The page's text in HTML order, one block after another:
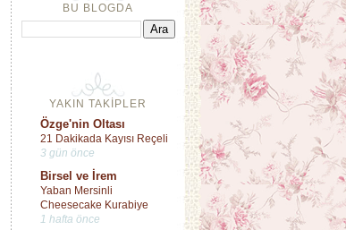
BU BLOGDA
YAKIN TAKİPLER
Özge'nin Oltası
21 Dakikada Kayısı Reçeli
3 gün önce
Birsel ve İrem
Yaban Mersinli
Cheesecake Kurabiye
1 hafta önce